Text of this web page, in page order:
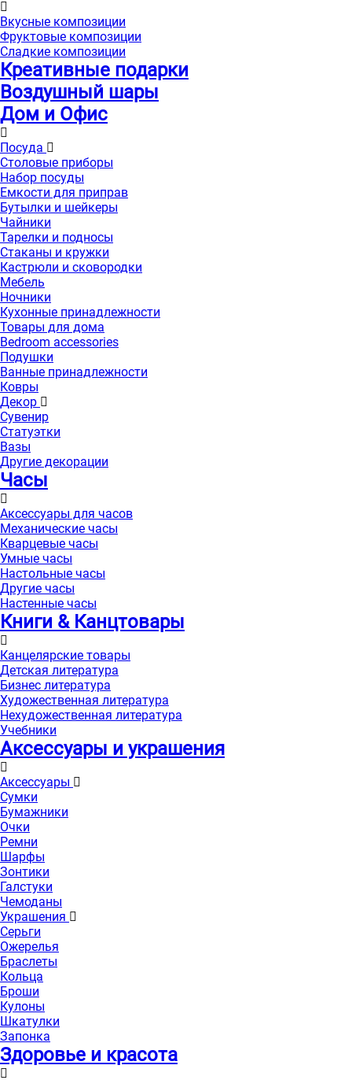
Вкусные композиции
Фруктовые композиции
Сладкие композиции
Креативные подарки
Воздушный шары
Дом и Офис
Посуда
Столовые приборы
Набор посуды
Емкости для приправ
Бутылки и шейкеры
Чайники
Тарелки и подносы
Стаканы и кружки
Кастрюли и сковородки
Мебель
Ночники
Кухонные принадлежности
Товары для дома
Bedroom accessories
Подушки
Ванные принадлежности
Ковры
Декор
Сувенир
Статуэтки
Вазы
Другие декорации
Часы
Аксессуары для часов
Механические часы
Кварцевые часы
Умные часы
Настольные часы
Другие часы
Настенные часы
Книги & Канцтовары
Канцелярские товары
Детская литература
Бизнес литература
Художественная литература
Нехудожественная литература
Учебники
Аксессуары и украшения
Аксессуары
Сумки
Бумажники
Очки
Ремни
Шарфы
Зонтики
Галстуки
Чемоданы
Украшения
Серьги
Ожерелья
Браслеты
Кольца
Броши
Кулоны
Шкатулки
Запонка
Здоровье и красота